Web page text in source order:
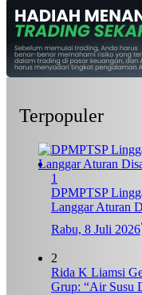
Terpopuler
1
DPMPTSP
Langgar Aturan
Rabu, 8 Juli 2026
2
Rida K Liamsi
Grup: “Air Susu